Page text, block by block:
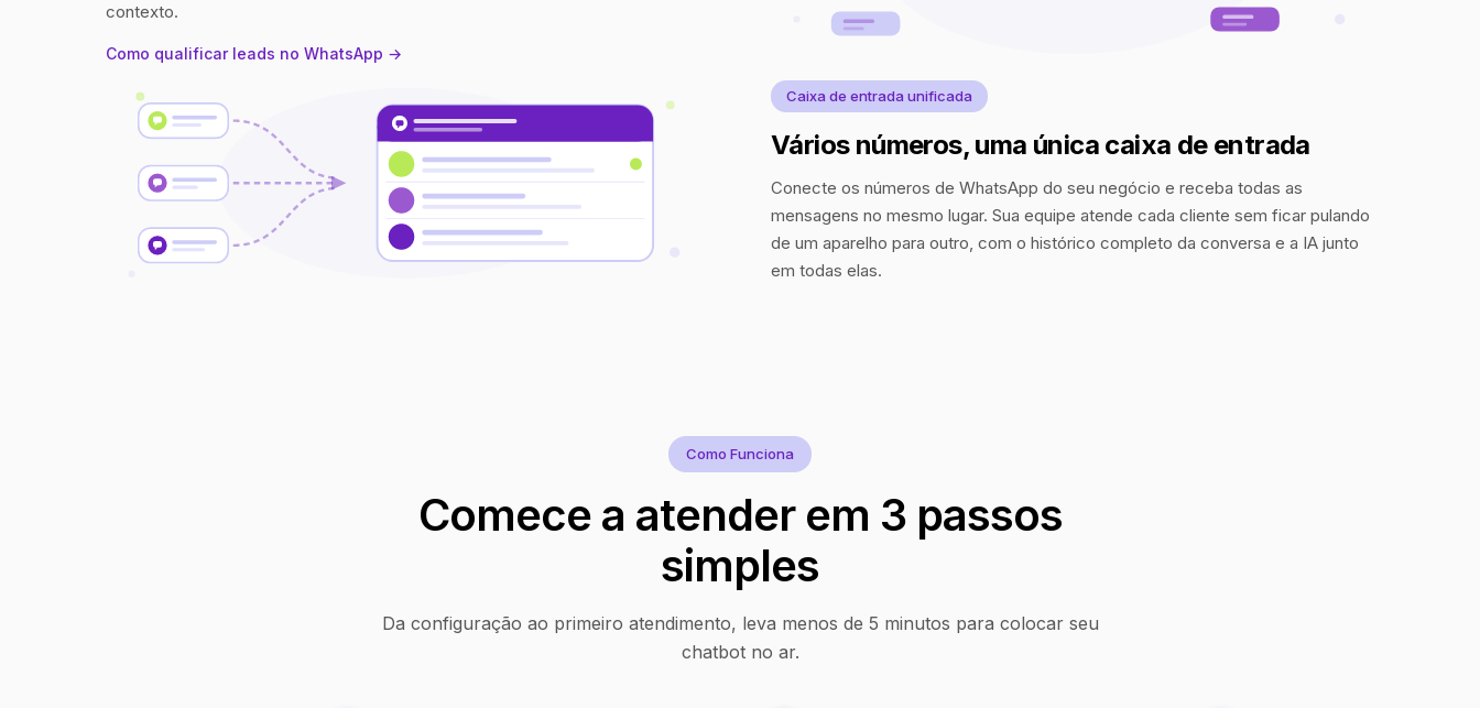
contexto.
Como qualificar leads no WhatsApp →
Caixa de entrada unificada
Vários números, uma única caixa de entrada
Conecte os números de WhatsApp do seu negócio e receba todas as
mensagens no mesmo lugar. Sua equipe atende cada cliente sem ficar pulando
de um aparelho para outro, com o histórico completo da conversa e a IA junto
em todas elas.
Como Funciona
Comece a atender em 3 passos
simples
Da configuração ao primeiro atendimento, leva menos de 5 minutos para colocar seu
chatbot no ar.